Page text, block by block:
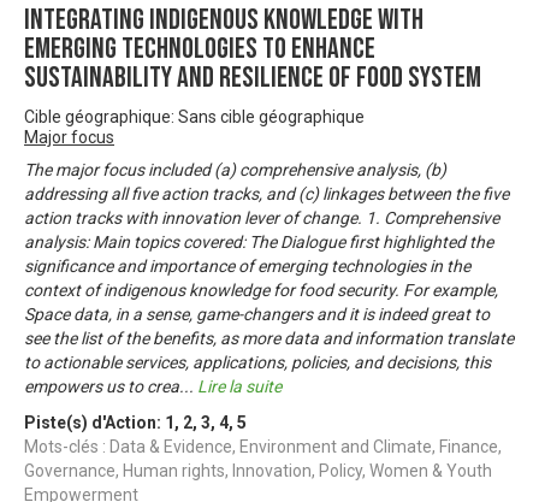
Integrating Indigenous Knowledge with
Emerging Technologies to Enhance
Sustainability and Resilience of Food System
Cible géographique: Sans cible géographique
Major focus
The major focus included (a) comprehensive analysis, (b)
addressing all five action tracks, and (c) linkages between the five
action tracks with innovation lever of change. 1. Comprehensive
analysis: Main topics covered: The Dialogue first highlighted the
significance and importance of emerging technologies in the
context of indigenous knowledge for food security. For example,
Space data, in a sense, game-changers and it is indeed great to
see the list of the benefits, as more data and information translate
to actionable services, applications, policies, and decisions, this
empowers us to crea... Lire la suite
Piste(s) d'Action: 1 , 2, 3, 4, 5
Mots-clés : Data & Evidence, Environment and Climate, Finance,
Governance, Human rights, Innovation, Policy, Women & Youth
Empowerment